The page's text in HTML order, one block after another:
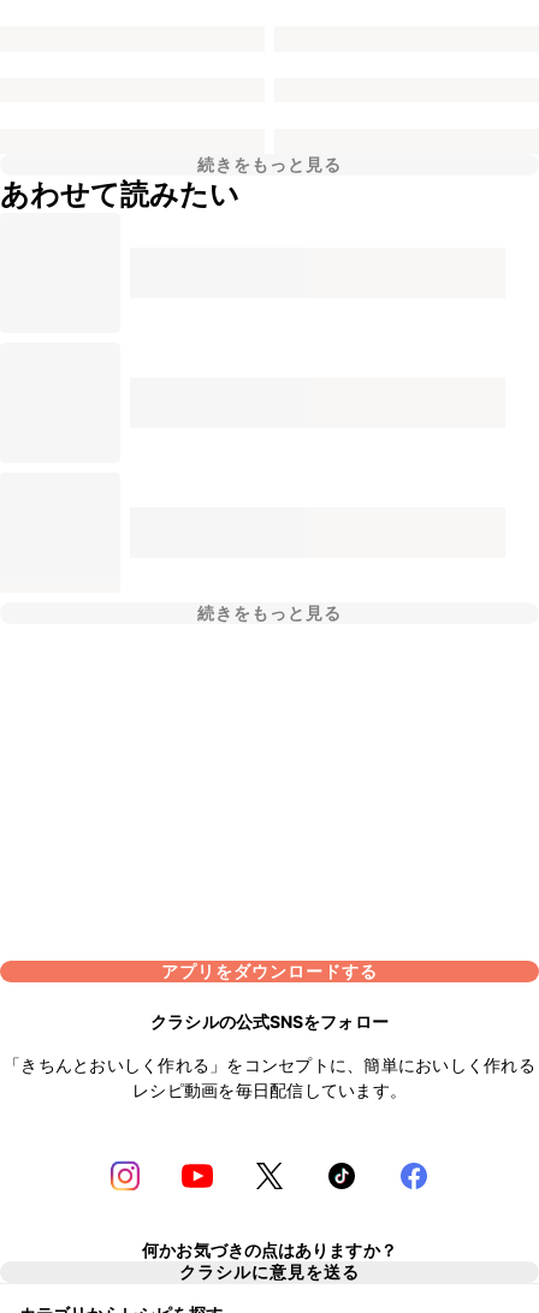
続きをもっと見る
あわせて読みたい
続きをもっと見る
アプリをダウンロードする
クラシルの公式SNSをフォロー
「きちんとおいしく作れる」をコンセプトに、簡単においしく作れる
レシピ動画を毎日配信しています。
何かお気づきの点はありますか？
クラシルに意見を送る